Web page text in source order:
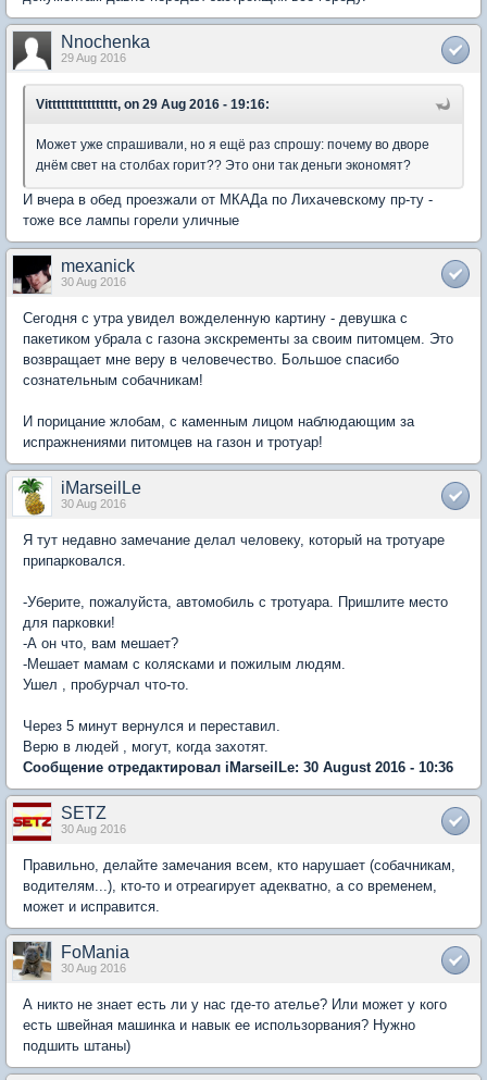
Nnochenka
29 Aug 2016
Vitttttttttttttttt, on 29 Aug 2016 - 19:16:
Может уже спрашивали, но я ещё раз спрошу: почему во дворе
днём свет на столбах горит?? Это они так деньги экономят?
И вчера в обед проезжали от МКАДа по Лихачевскому пр-ту -
тоже все лампы горели уличные
mexanick
30 Aug 2016
Сегодня с утра увидел вожделенную картину - девушка с
пакетиком убрала с газона экскременты за своим питомцем. Это
возвращает мне веру в человечество. Большое спасибо
сознательным собачникам!
И порицание жлобам, с каменным лицом наблюдающим за
испражнениями питомцев на газон и тротуар!
iMarseilLe
30 Aug 2016
Я тут недавно замечание делал человеку, который на тротуаре
припарковался.
-Уберите, пожалуйста, автомобиль с тротуара. Пришлите место
для парковки!
-А он что, вам мешает?
-Мешает мамам с колясками и пожилым людям.
Ушел , пробурчал что-то.
Через 5 минут вернулся и переставил.
Верю в людей , могут, когда захотят.
Сообщение отредактировал iMarseilLe: 30 August 2016 - 10:36
SETZ
30 Aug 2016
Правильно, делайте замечания всем, кто нарушает (собачникам,
водителям...), кто-то и отреагирует адекватно, а со временем,
может и исправится.
FoMania
30 Aug 2016
А никто не знает есть ли у нас где-то ателье? Или может у кого
есть швейная машинка и навык ее использорвания? Нужно
подшить штаны)